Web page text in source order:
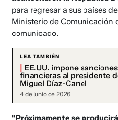
para regresar a sus países
Ministerio de Comunicación
comunicado.
LEA TAMBIÉN
EE.UU. impone sanciones
financieras al presidente
Miguel Díaz-Canel
4 de junio de 2026
"Próximamente se